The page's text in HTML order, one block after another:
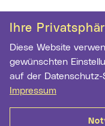
Ihre
Diese Website verwendet Cookies. Bitte wählen Sie Ihre
gewünschten
auf der Datenschutz-
Impressum